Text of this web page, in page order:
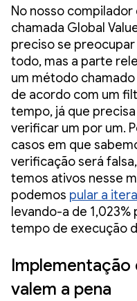
No nosso
chamada Global
preciso se
todo, mas a parte
um método
de acordo com um
tempo, já que
verificar um por um.
casos em que
verificação será
temos ativos nesse
podemos pular a
levando-a de 1,023%
tempo de execução
valem a pena